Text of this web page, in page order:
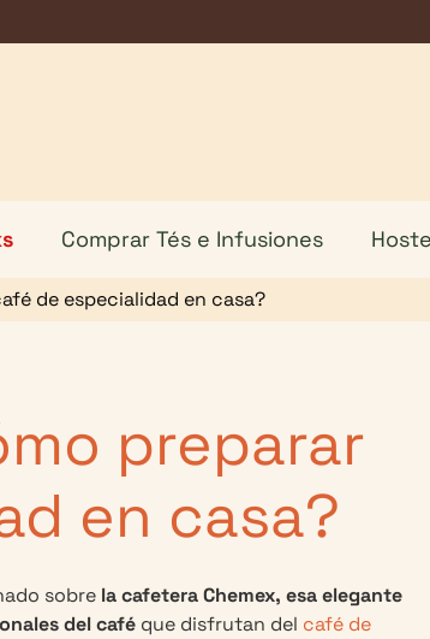
Comprar Tés e Infusiones
de especialidad en casa?
preparar
en casa?
sobre la cafetera Chemex, esa elegante
del café que disfrutan del café de